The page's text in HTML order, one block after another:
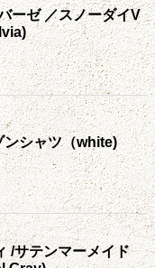
ゼ ／スノーダイV
ンシャツ（white)
/サテンマーメイド